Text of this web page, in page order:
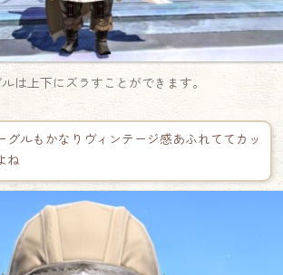
は上下にズラすことができます。
グルもかなりヴィンテージ感あふれててカッ
ね